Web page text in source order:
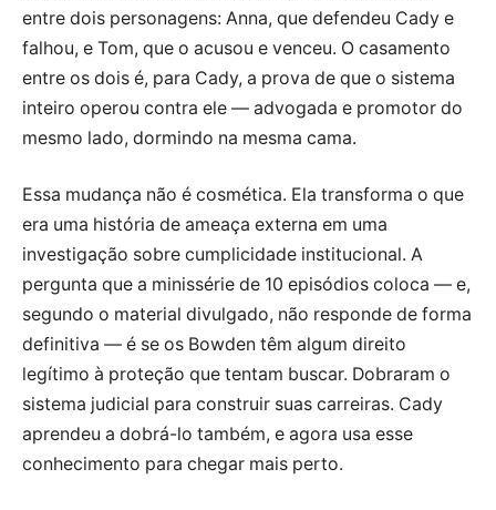
entre dois personagens: Anna, que defendeu Cady e
falhou, e Tom, que o acusou e venceu. O casamento
entre os dois é, para Cady, a prova de que o sistema
inteiro operou contra ele — advogada e promotor do
mesmo lado, dormindo na mesma cama.
Essa mudança não é cosmética. Ela transforma o que
era uma história de ameaça externa em uma
investigação sobre cumplicidade institucional. A
pergunta que a minissérie de 10 episódios coloca — e,
segundo o material divulgado, não responde de forma
definitiva — é se os Bowden têm algum direito
legítimo à proteção que tentam buscar. Dobraram o
sistema judicial para construir suas carreiras. Cady
aprendeu a dobrá-lo também, e agora usa esse
conhecimento para chegar mais perto.